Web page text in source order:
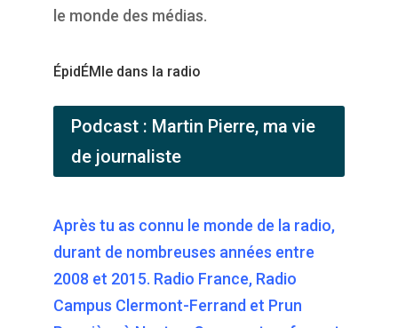
le monde des médias.
ÉpidÉMIe dans la radio
Podcast : Martin Pierre, ma vie
de journaliste
Après tu as connu le monde de la radio,
durant de nombreuses années entre
2008 et 2015. Radio France, Radio
Campus Clermont-Ferrand et Prun